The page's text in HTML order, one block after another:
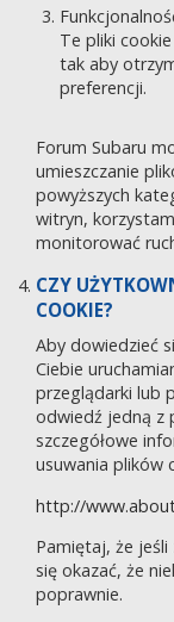
Te pliki
tak aby
preferencji.
Forum Subaru
umieszczanie
powyższych
witryn,
monitorować
CZY
COOKIE?
Aby dowiedzieć
Ciebie
przeglądarki lub
odwiedź jedną z
szczegółowe
usuwania plików
http://
Pamiętaj, że jeśli
się okazać, że
poprawnie.